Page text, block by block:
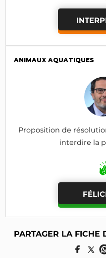
ANIMAUX AQUATIQUES
Proposition de
interdire la
PARTAGER LA FICHE